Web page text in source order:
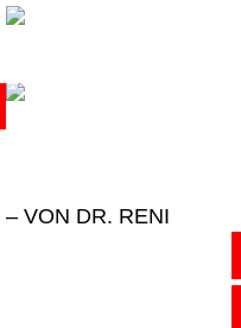
– VON DR. RENI